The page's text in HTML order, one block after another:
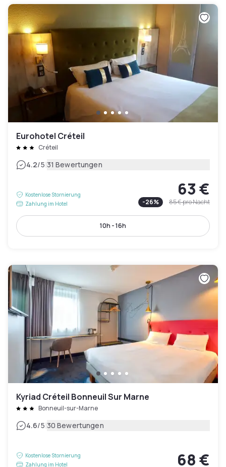
Eurohotel Créteil
Créteil
4.2/5|31 Bewertungen
Kostenlose Stornierung
Zahlung im Hotel
63 €
-26% 85 €pro Nacht
10h - 16h
Kyriad Créteil Bonneuil Sur Marne
Bonneuil-sur-Marne
4.6/5|30 Bewertungen
Kostenlose Stornierung
Zahlung im Hotel
68 €